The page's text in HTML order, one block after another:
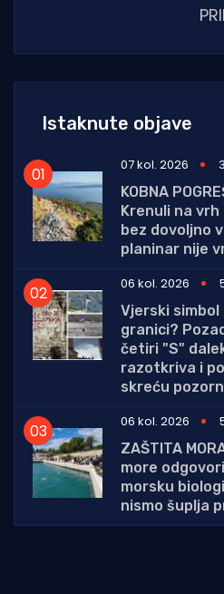
Istaknute objave
07 kol. 2026
KOBNA
Krenuli na
bez dovoljno
planinar nije
06 kol. 2026
Vjerski
granici?
četiri "S"
razotkriva i
skreću
06 kol. 2026
ZAŠTITA
more
morsku
nismo šuplja